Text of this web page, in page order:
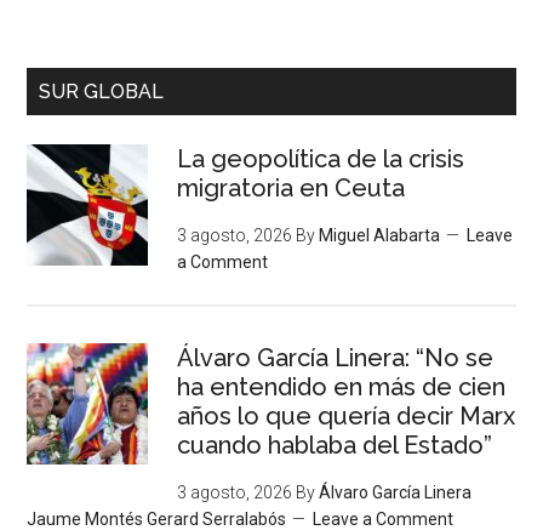
SUR GLOBAL
La geopolítica de la crisis
migratoria en Ceuta
3 agosto, 2026 By Miguel Alabarta
Leave
a Comment
Álvaro García Linera: “No se
ha entendido en más de cien
años lo que quería decir Marx
cuando hablaba del Estado”
3 agosto, 2026 ByÁlvaro García Linera
Jaume Montés Gerard Serralabós
Leave a Comment